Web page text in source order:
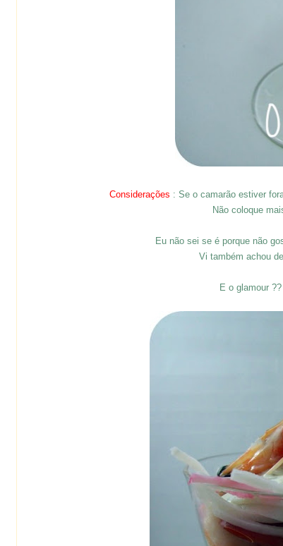
Considerações : Se o camarão estiver
Não coloque
Eu não sei se é porque não
Vi também achou
E o glamour